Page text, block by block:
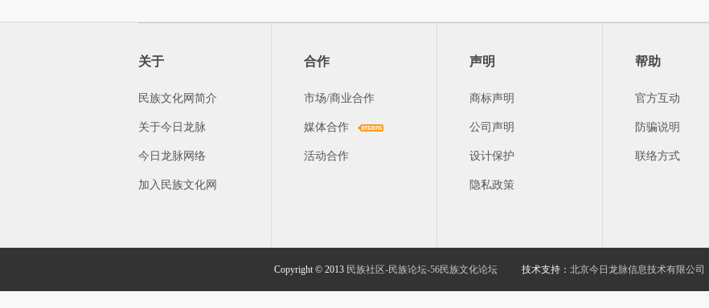
关于
民族文化网简介
关于今日龙脉
今日龙脉网络
加入民族文化网
合作
市场/商业合作
媒体合作
活动合作
声明
商标声明
公司声明
设计保护
隐私政策
帮助
官方互动
防骗说明
联络方式
Copyright © 2013 民族社区-民族论坛-56民族文化论坛 技术支持： 北京今日龙脉信息技术有限公司